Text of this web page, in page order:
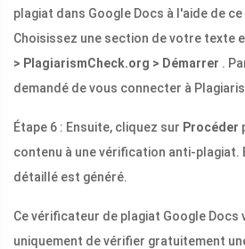
plagiat dans Google Docs à l'aide de
Choisissez une section de votre texte
> PlagiarismCheck.org > Démarrer .
demandé de vous connecter à
Étape 6 : Ensuite, cliquez sur Procéder
contenu à une vérification anti-plagiat.
détaillé est généré.
Ce vérificateur de plagiat Google Docs
uniquement de vérifier gratuitement